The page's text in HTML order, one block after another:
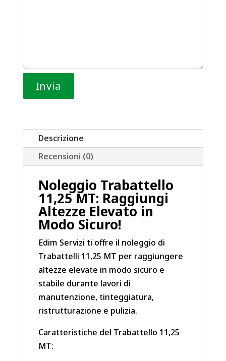
Descrizione
Recensioni (0)
Noleggio Trabattello
11,25 MT: Raggiungi
Altezze Elevato in
Modo Sicuro!
Edim Servizi ti offre il noleggio di
Trabattelli 11,25 MT per raggiungere
altezze elevate in modo sicuro e
stabile durante lavori di
manutenzione, tinteggiatura,
ristrutturazione e pulizia.
Caratteristiche del Trabattello 11,25
MT: